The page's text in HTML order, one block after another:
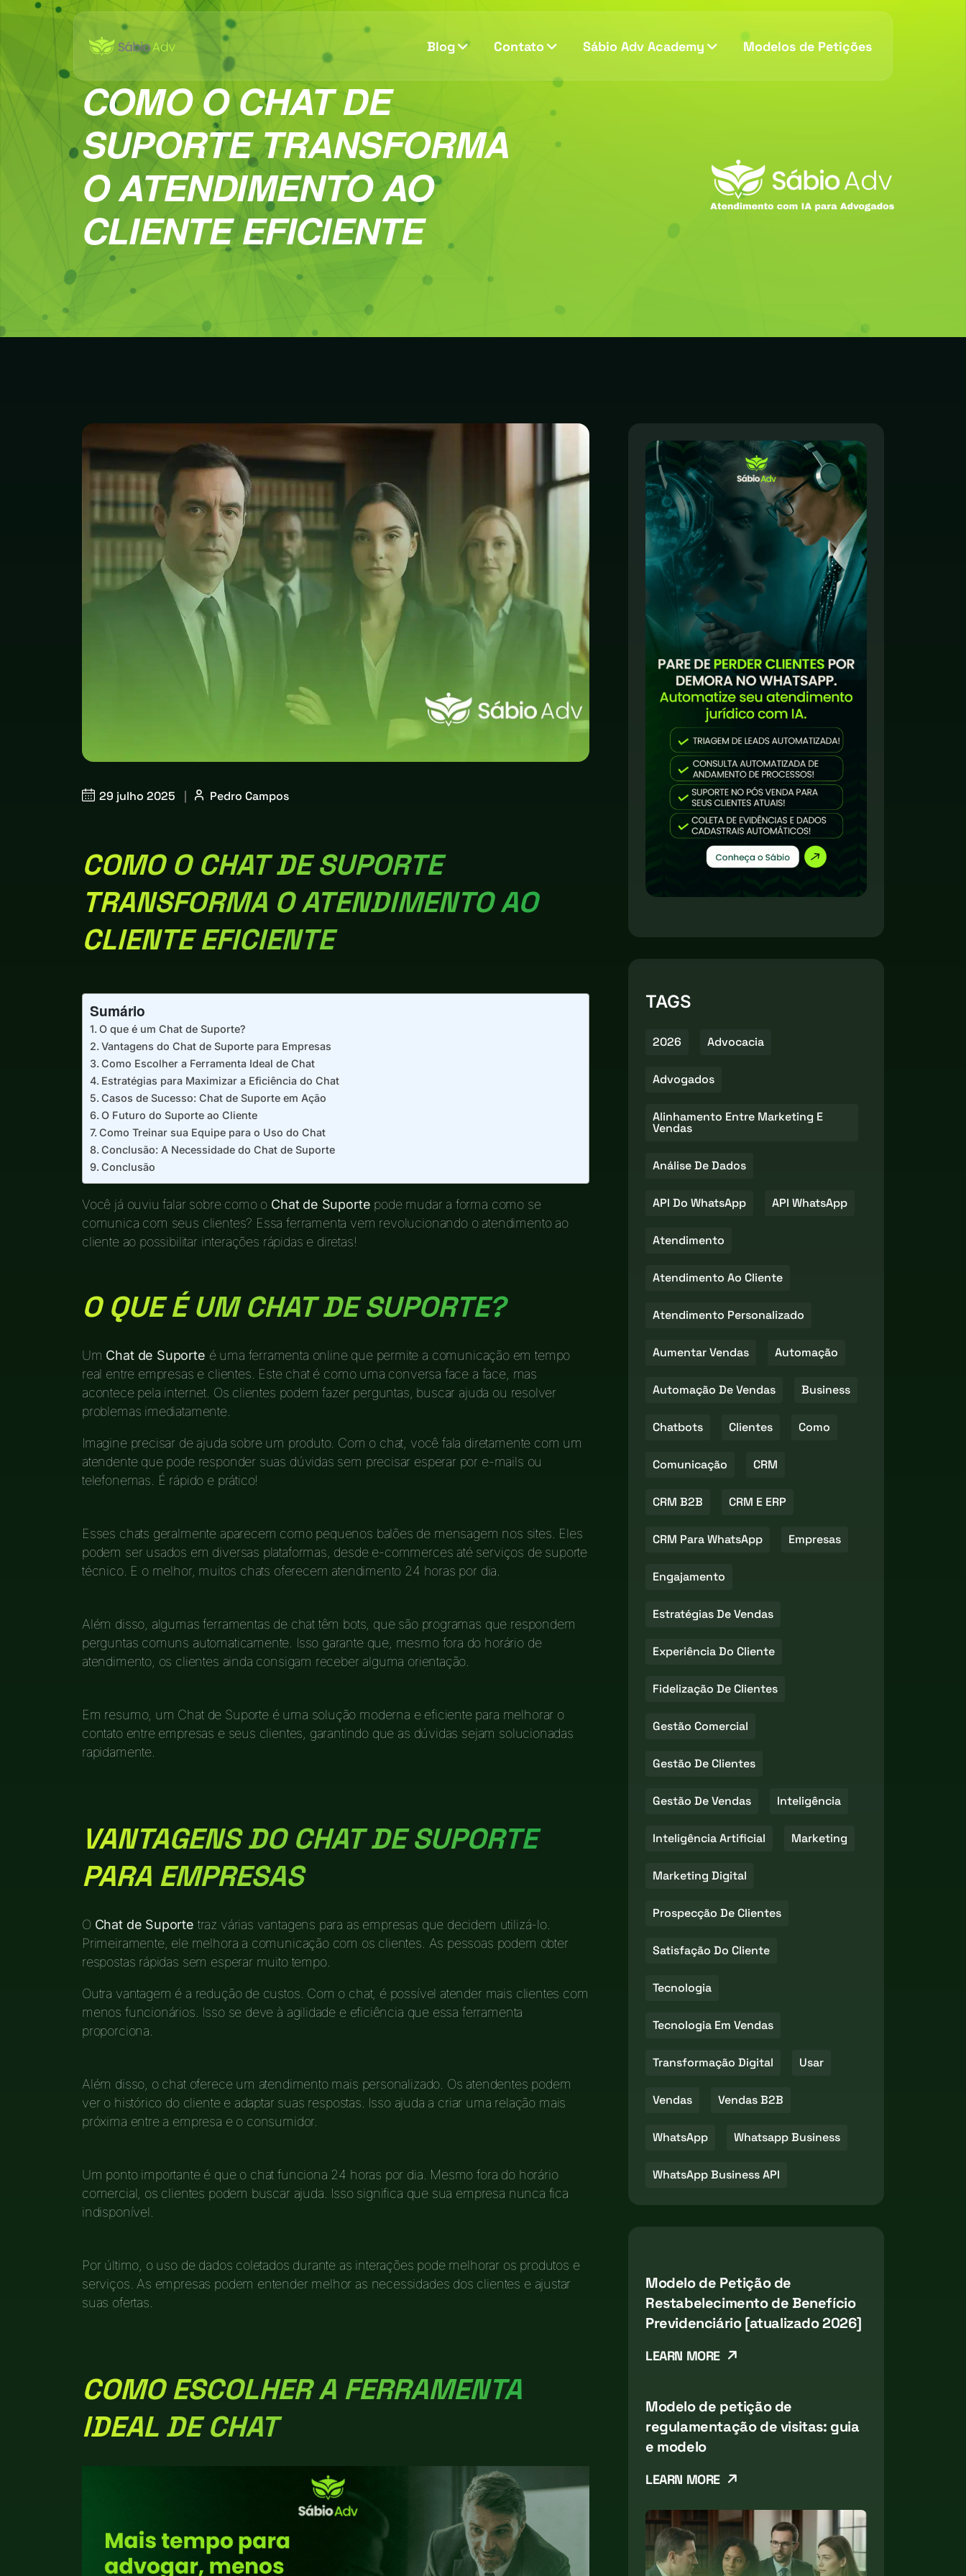
Blog Contato Sábio Adv Academy Modelos de Petições
COMO O CHAT DE
SUPORTE TRANSFORMA
O ATENDIMENTO AO
CLIENTE EFICIENTE
29 julho 2025 | Pedro Campos
COMO O CHAT DE SUPORTE
TRANSFORMA O ATENDIMENTO AO
CLIENTE EFICIENTE
Sumário
O que é um Chat de Suporte?
Vantagens do Chat de Suporte para Empresas
Como Escolher a Ferramenta Ideal de Chat
Estratégias para Maximizar a Eficiência do Chat
Casos de Sucesso: Chat de Suporte em Ação
O Futuro do Suporte ao Cliente
Como Treinar sua Equipe para o Uso do Chat
Conclusão: A Necessidade do Chat de Suporte
Conclusão
Você já ouviu falar sobre como o Chat de Suporte pode mudar a forma como se
comunica com seus clientes? Essa ferramenta vem revolucionando o atendimento ao
cliente ao possibilitar interações rápidas e diretas!
O QUE É UM CHAT DE SUPORTE?
Um Chat de Suporte é uma ferramenta online que permite a comunicação em tempo
real entre empresas e clientes. Este chat é como uma conversa face a face, mas
acontece pela internet. Os clientes podem fazer perguntas, buscar ajuda ou resolver
problemas imediatamente.
Imagine precisar de ajuda sobre um produto. Com o chat, você fala diretamente com um
atendente que pode responder suas dúvidas sem precisar esperar por e-mails ou
telefonemas. É rápido e prático!
Esses chats geralmente aparecem como pequenos balões de mensagem nos sites. Eles
podem ser usados em diversas plataformas, desde e-commerces até serviços de suporte
técnico. E o melhor, muitos chats oferecem atendimento 24 horas por dia.
Além disso, algumas ferramentas de chat têm bots, que são programas que respondem
perguntas comuns automaticamente. Isso garante que, mesmo fora do horário de
atendimento, os clientes ainda consigam receber alguma orientação.
Em resumo, um Chat de Suporte é uma solução moderna e eficiente para melhorar o
contato entre empresas e seus clientes, garantindo que as dúvidas sejam solucionadas
rapidamente.
VANTAGENS DO CHAT DE SUPORTE
PARA EMPRESAS
O Chat de Suporte traz várias vantagens para as empresas que decidem utilizá-lo.
Primeiramente, ele melhora a comunicação com os clientes. As pessoas podem obter
respostas rápidas sem esperar muito tempo.
Outra vantagem é a redução de custos. Com o chat, é possível atender mais clientes com
menos funcionários. Isso se deve à agilidade e eficiência que essa ferramenta
proporciona.
Além disso, o chat oferece um atendimento mais personalizado. Os atendentes podem
ver o histórico do cliente e adaptar suas respostas. Isso ajuda a criar uma relação mais
próxima entre a empresa e o consumidor.
Um ponto importante é que o chat funciona 24 horas por dia. Mesmo fora do horário
comercial, os clientes podem buscar ajuda. Isso significa que sua empresa nunca fica
indisponível.
Por último, o uso de dados coletados durante as interações pode melhorar os produtos e
serviços. As empresas podem entender melhor as necessidades dos clientes e ajustar
suas ofertas.
COMO ESCOLHER A FERRAMENTA
IDEAL DE CHAT
TAGS
2026 Advocacia
Advogados
Alinhamento Entre Marketing E
Vendas
Análise De Dados
API Do WhatsApp API WhatsApp
Atendimento
Atendimento Ao Cliente
Atendimento Personalizado
Aumentar Vendas Automação
Automação De Vendas Business
Chatbots Clientes Como
Comunicação CRM
CRM B2B CRM E ERP
CRM Para WhatsApp Empresas
Engajamento
Estratégias De Vendas
Experiência Do Cliente
Fidelização De Clientes
Gestão Comercial
Gestão De Clientes
Gestão De Vendas Inteligência
Inteligência Artificial Marketing
Marketing Digital
Prospecção De Clientes
Satisfação Do Cliente
Tecnologia
Tecnologia Em Vendas
Transformação Digital Usar
Vendas Vendas B2B
WhatsApp Whatsapp Business
WhatsApp Business API
Modelo de Petição de
Restabelecimento de Benefício
Previdenciário [atualizado 2026]
LEARN MORE
Modelo de petição de
regulamentação de visitas: guia
e modelo
LEARN MORE